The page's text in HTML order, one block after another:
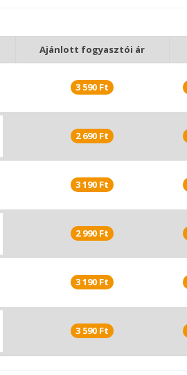
Ajánlott fogyasztói ár
3 590 Ft
2 690 Ft
3 190 Ft
2 990 Ft
3 190 Ft
3 590 Ft